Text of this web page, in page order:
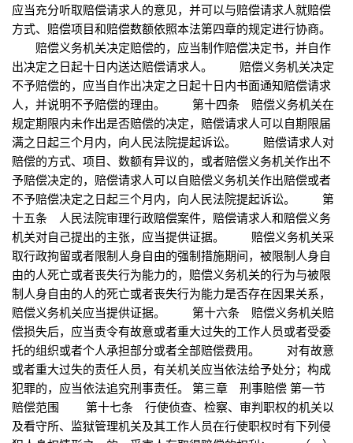
应当充分听取赔偿请求人的意见，并可以与赔偿请求人就赔偿
方式、赔偿项目和赔偿数额依照本法第四章的规定进行协商。
赔偿义务机关决定赔偿的，应当制作赔偿决定书，并自作
出决定之日起十日内送达赔偿请求人。 赔偿义务机关决定
不予赔偿的，应当自作出决定之日起十日内书面通知赔偿请求
人，并说明不予赔偿的理由。 第十四条 赔偿义务机关在
规定期限内未作出是否赔偿的决定，赔偿请求人可以自期限届
满之日起三个月内，向人民法院提起诉讼。 赔偿请求人对
赔偿的方式、项目、数额有异议的，或者赔偿义务机关作出不
予赔偿决定的，赔偿请求人可以自赔偿义务机关作出赔偿或者
不予赔偿决定之日起三个月内，向人民法院提起诉讼。 第
十五条 人民法院审理行政赔偿案件，赔偿请求人和赔偿义务
机关对自己提出的主张，应当提供证据。 赔偿义务机关采
取行政拘留或者限制人身自由的强制措施期间，被限制人身自
由的人死亡或者丧失行为能力的，赔偿义务机关的行为与被限
制人身自由的人的死亡或者丧失行为能力是否存在因果关系，
赔偿义务机关应当提供证据。 第十六条 赔偿义务机关赔
偿损失后，应当责令有故意或者重大过失的工作人员或者受委
托的组织或者个人承担部分或者全部赔偿费用。 对有故意
或者重大过失的责任人员，有关机关应当依法给予处分；构成
犯罪的，应当依法追究刑事责任。 第三章 刑事赔偿 第一节
赔偿范围 第十七条 行使侦查、检察、审判职权的机关以
及看守所、监狱管理机关及其工作人员在行使职权时有下列侵